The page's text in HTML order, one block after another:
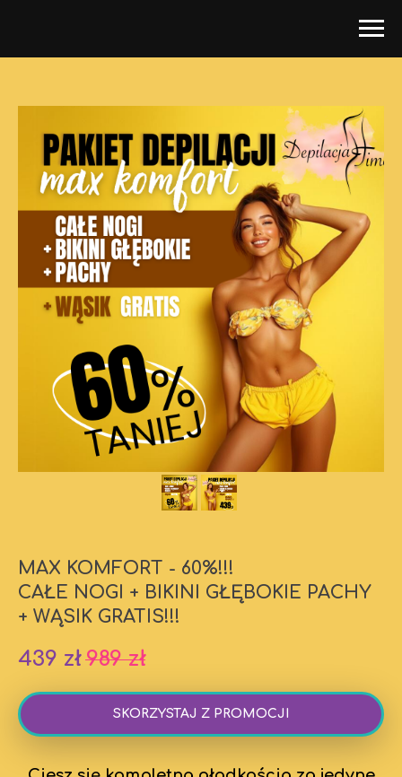
MAX KOMFORT - 60%!!!
CAŁE NOGI + BIKINI GŁĘBOKIE PACHY
+ WĄSIK GRATIS!!!
439 zł989 zł
SKORZYSTAJ Z PROMOCJI